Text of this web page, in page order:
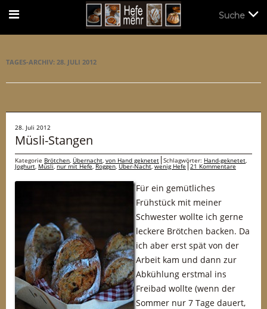
TAGES-ARCHIV: 28. JULI 2012
28. Juli 2012
Müsli-Stangen
Kategorie Brötchen, Übernacht, von Hand geknetet Schlagwörter: Hand-geknetet,
Joghurt, Müsli,nur mit Hefe,Roggen,Über-Nacht,wenig Hefe 21 Kommentare
Für ein gemütliches
Frühstück mit meiner
Schwester wollte ich gerne
leckere Brötchen backen. Da
ich aber erst spät von der
Arbeit kam und dann zur
Abkühlung erstmal ins
Freibad wollte (wenn der
Sommer nur 7 Tage dauert,
Suche
Suche